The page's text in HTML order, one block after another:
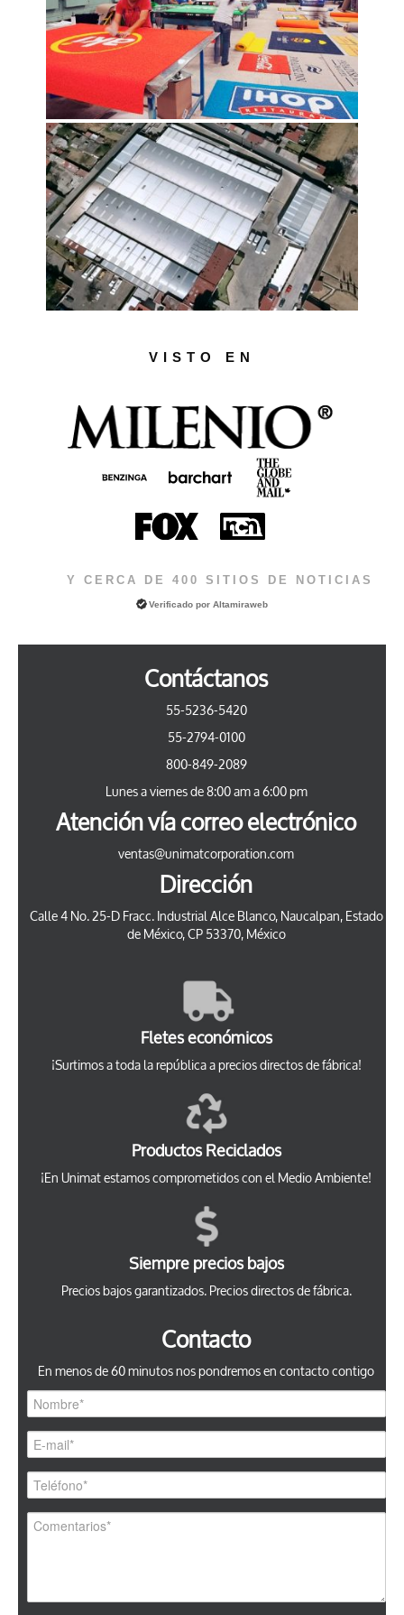
VISTO EN
Y CERCA DE 400 SITIOS DE NOTICIAS
Verificado porAltamiraweb
Contáctanos
55-5236-5420
55-2794-0100
800-849-2089
Lunes a viernes de 8:00 am a 6:00 pm
Atención vía correo electrónico
ventas@unimatcorporation.com
Dirección
Calle 4 No. 25-D Fracc. Industrial Alce Blanco, Naucalpan, Estado
de México, CP 53370, México
Fletes económicos
¡Surtimos a toda la república a precios directos de fábrica!
Productos Reciclados
¡En Unimat estamos comprometidos con el Medio Ambiente!
Siempre precios bajos
Precios bajos garantizados. Precios directos de fábrica.
Contacto
En menos de 60 minutos nos pondremos en contacto contigo